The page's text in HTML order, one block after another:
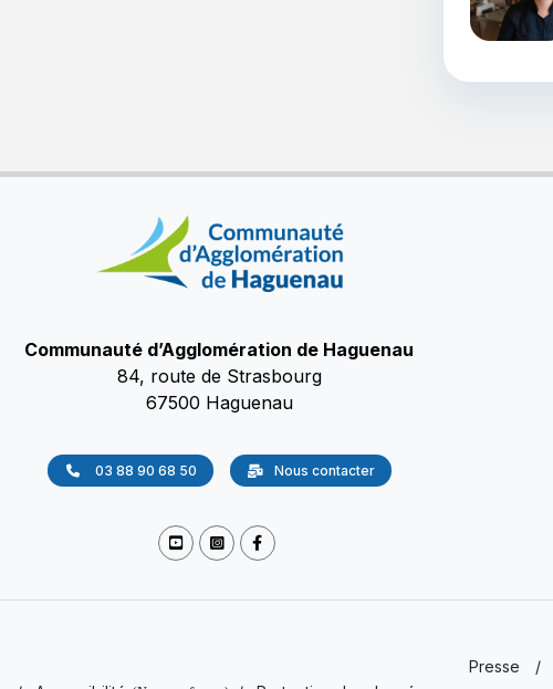
Communauté d’Agglomération de Haguenau
84, route de Strasbourg
67500 Haguenau
03 88 90 68 50 Nous contacter
Presse /